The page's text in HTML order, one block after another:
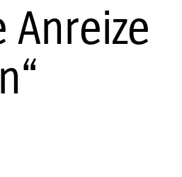
Anreize